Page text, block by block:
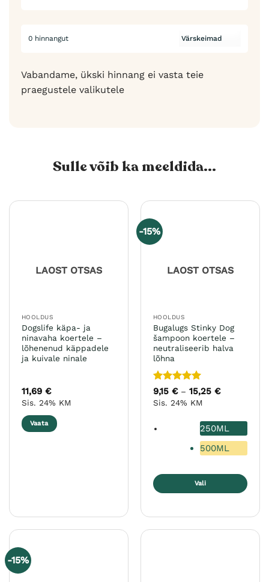
0 hinnangut
Vabandame, ükski hinnang ei vasta teie
praegustele valikutele
Sulle võib ka meeldida...
LAOST OTSAS
HOOLDUS
Dogslife käpa- ja
ninavaha koertele –
lõhenenud käppadele
ja kuivale ninale
11,69 €
Sis. 24% KM
Vaata
-15%
LAOST OTSAS
HOOLDUS
Bugalugs Stinky Dog
šampoon koertele –
neutraliseerib halva
lõhna
Hinnanguga
5/ 5
9,15 € – 15,25 €
Sis. 24% KM
250ML
500ML
Vali
-15%